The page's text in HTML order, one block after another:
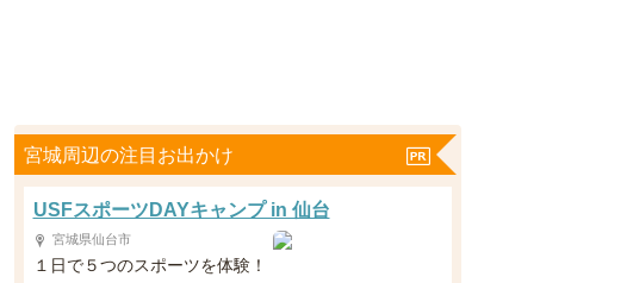
宮城周辺の注目お出かけ
USFスポーツDAYキャンプ in 仙台
宮城県仙台市
１日で５つのスポーツを体験！